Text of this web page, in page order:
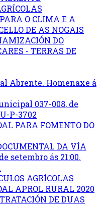
O CLIMA E A
DE AS NOGAIS
DO
- TERRAS DE
Abrente. Homenaxe á
037-008, de
P-3702
PARA FOMENTO DO
DA VÍA
setembro ás 21:00.
AGRÍCOLAS
APROL RURAL 2020
DE DUAS